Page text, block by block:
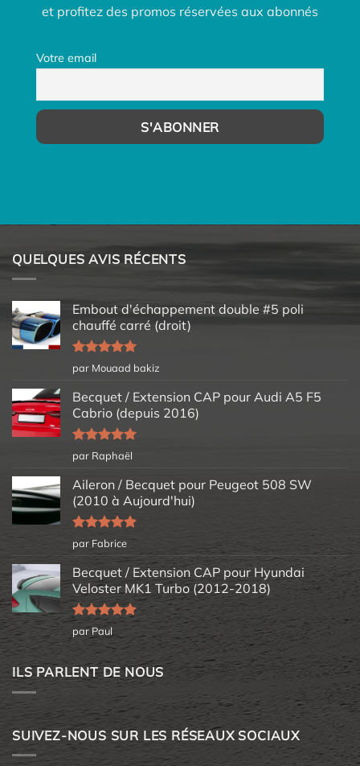
et profitez des promos réservées aux abonnés
Votre email
QUELQUES AVIS RÉCENTS
Embout d'échappement double #5 poli
chauffé carré (droit)
Note5sur
5
par Mouaad bakiz
Becquet / Extension CAP pour Audi A5 F5
Cabrio (depuis 2016)
Note5sur
5
par Raphaël
Aileron / Becquet pour Peugeot 508 SW
(2010 à Aujourd'hui)
Note5sur
5
par Fabrice
Becquet / Extension CAP pour Hyundai
Veloster MK1 Turbo (2012-2018)
Note5sur
5
par Paul
ILS PARLENT DE NOUS
SUIVEZ-NOUS SUR LES RÉSEAUX SOCIAUX